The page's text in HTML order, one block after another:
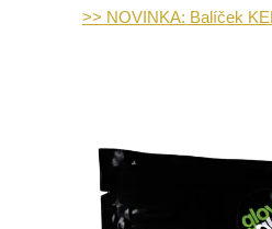
>> NOVINKA: Balíček